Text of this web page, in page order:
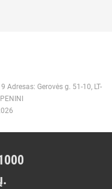
Adresas: Gerovės g. 51-10, LT-